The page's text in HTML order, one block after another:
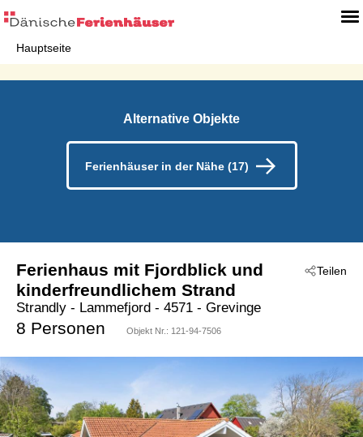
Hauptseite
Alternative Objekte
Ferienhäuser in der Nähe (17)
Teilen
Ferienhaus mit Fjordblick und
kinderfreundlichem Strand
Strandly - Lammefjord - 4571 - Grevinge
8 Personen Objekt Nr.: 121-94-7506